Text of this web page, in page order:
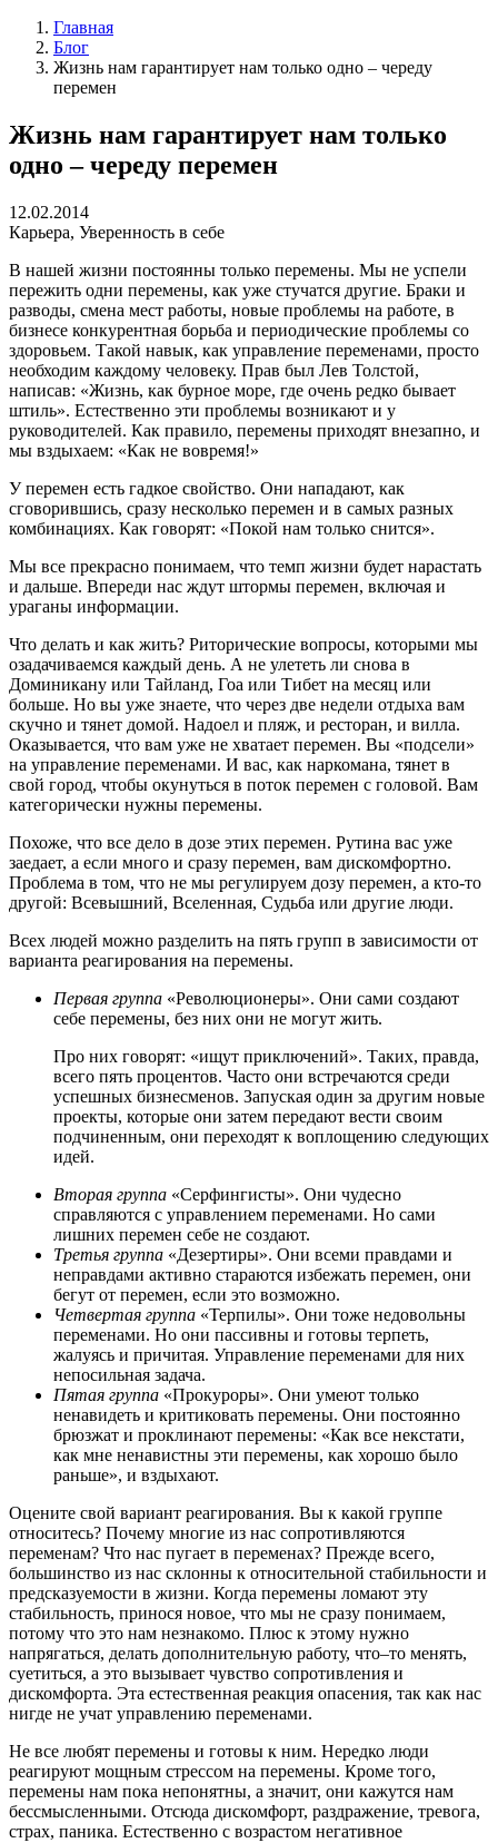
Главная
Блог
Жизнь нам гарантирует нам только одно – череду
перемен
Жизнь нам гарантирует нам только
одно – череду перемен
12.02.2014
Карьера, Уверенность в себе
В нашей жизни постоянны только перемены. Мы не успели
пережить одни перемены, как уже стучатся другие. Браки и
разводы, смена мест работы, новые проблемы на работе, в
бизнесе конкурентная борьба и периодические проблемы со
здоровьем. Такой навык, как управление переменами, просто
необходим каждому человеку. Прав был Лев Толстой,
написав: «Жизнь, как бурное море, где очень редко бывает
штиль». Естественно эти проблемы возникают и у
руководителей. Как правило, перемены приходят внезапно, и
мы вздыхаем: «Как не вовремя!»
У перемен есть гадкое свойство. Они нападают, как
сговорившись, сразу несколько перемен и в самых разных
комбинациях. Как говорят: «Покой нам только снится».
Мы все прекрасно понимаем, что темп жизни будет нарастать
и дальше. Впереди нас ждут штормы перемен, включая и
ураганы информации.
Что делать и как жить? Риторические вопросы, которыми мы
озадачиваемся каждый день. А не улететь ли снова в
Доминикану или Тайланд, Гоа или Тибет на месяц или
больше. Но вы уже знаете, что через две недели отдыха вам
скучно и тянет домой. Надоел и пляж, и ресторан, и вилла.
Оказывается, что вам уже не хватает перемен. Вы «подсели»
на управление переменами. И вас, как наркомана, тянет в
свой город, чтобы окунуться в поток перемен с головой. Вам
категорически нужны перемены.
Похоже, что все дело в дозе этих перемен. Рутина вас уже
заедает, а если много и сразу перемен, вам дискомфортно.
Проблема в том, что не мы регулируем дозу перемен, а кто-то
другой: Всевышний, Вселенная, Судьба или другие люди.
Всех людей можно разделить на пять групп в зависимости от
варианта реагирования на перемены.
Первая группа «Революционеры». Они сами создают
себе перемены, без них они не могут жить.
Про них говорят: «ищут приключений». Таких, правда,
всего пять процентов. Часто они встречаются среди
успешных бизнесменов. Запуская один за другим новые
проекты, которые они затем передают вести своим
подчиненным, они переходят к воплощению следующих
идей.
Вторая группа «Серфингисты». Они чудесно
справляются с управлением переменами. Но сами
лишних перемен себе не создают.
Третья группа «Дезертиры». Они всеми правдами и
неправдами активно стараются избежать перемен, они
бегут от перемен, если это возможно.
Четвертая группа «Терпилы». Они тоже недовольны
переменами. Но они пассивны и готовы терпеть,
жалуясь и причитая. Управление переменами для них
непосильная задача.
Пятая группа «Прокуроры». Они умеют только
ненавидеть и критиковать перемены. Они постоянно
брюзжат и проклинают перемены: «Как все некстати,
как мне ненавистны эти перемены, как хорошо было
раньше», и вздыхают.
Оцените свой вариант реагирования. Вы к какой группе
относитесь? Почему многие из нас сопротивляются
переменам? Что нас пугает в переменах? Прежде всего,
большинство из нас склонны к относительной стабильности и
предсказуемости в жизни. Когда перемены ломают эту
стабильность, принося новое, что мы не сразу понимаем,
потому что это нам незнакомо. Плюс к этому нужно
напрягаться, делать дополнительную работу, что–то менять,
суетиться, а это вызывает чувство сопротивления и
дискомфорта. Эта естественная реакция опасения, так как нас
нигде не учат управлению переменами.
Не все любят перемены и готовы к ним. Нередко люди
реагируют мощным стрессом на перемены. Кроме того,
перемены нам пока непонятны, а значит, они кажутся нам
бессмысленными. Отсюда дискомфорт, раздражение, тревога,
страх, паника. Естественно с возрастом негативное